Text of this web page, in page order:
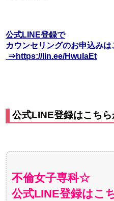
公式LINE登録で
カウンセリングのお申込みは
⇒https://lin.ee/HwuIaEt
公式LINE登録はこち
不倫女子専科☆
公式LINE登録は